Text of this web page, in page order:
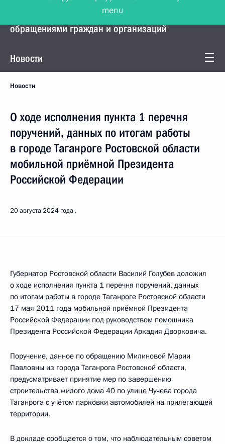
Управление Президента по работе с
обращениями граждан и организаций
Новости
Новости
О ходе исполнения пункта 1 перечня
поручений, данных по итогам работы
в городе Таганроге Ростовской области
мобильной приёмной Президента
Российской Федерации
20 августа 2024 года
Губернатор Ростовской области Василий Голубев доложил
о ходе исполнения пункта 1 перечня поручений, данных
по итогам работы в городе Таганроге Ростовской области
17 мая 2011 года мобильной приёмной Президента
Российской Федерации под руководством помощника
Президента Российской Федерации Аркадия Дворковича.
Поручение, данное по обращению Милиновой Марии
Павловны из города Таганрога Ростовской области,
предусматривает принятие мер по завершению
строительства жилого дома 40 по улице Чучева города
Таганрога с учётом парковки автомобилей на прилегающей
территории.
В докладе сообщается о том, что наблюдательным советом
menu